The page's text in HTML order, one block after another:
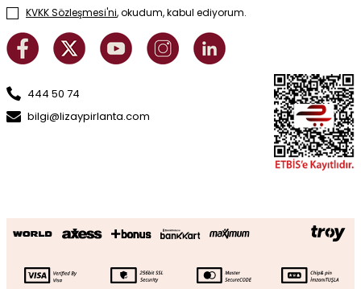
KVKK Sözleşmesi'ni, okudum, kabul ediyorum.
444 50 74
bilgi@lizaypirlanta.com